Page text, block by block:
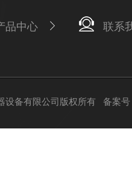
品中心 联系
设备有限公司版权所有 备案号